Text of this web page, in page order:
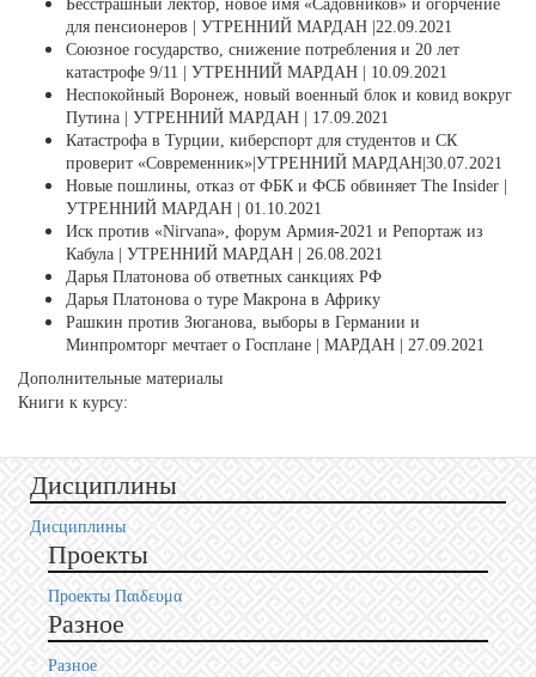
Бесстрашный лектор, новое имя «Садовников» и огорчение
для пенсионеров | УТРЕННИЙ МАРДАН |22.09.2021
Союзное государство, снижение потребления и 20 лет
катастрофе 9/11 | УТРЕННИЙ МАРДАН | 10.09.2021
Неспокойный Воронеж, новый военный блок и ковид вокруг
Путина | УТРЕННИЙ МАРДАН | 17.09.2021
Катастрофа в Турции, киберспорт для студентов и СК
проверит «Современник»|УТРЕННИЙ МАРДАН|30.07.2021
Новые пошлины, отказ от ФБК и ФСБ обвиняет The Insider |
УТРЕННИЙ МАРДАН | 01.10.2021
Иск против «Nirvana», форум Армия-2021 и Репортаж из
Кабула | УТРЕННИЙ МАРДАН | 26.08.2021
Дарья Платонова об ответных санкциях РФ
Дарья Платонова о туре Макрона в Африку
Рашкин против Зюганова, выборы в Германии и
Минпромторг мечтает о Госплане | МАРДАН | 27.09.2021
Дополнительные материалы
Книги к курсу:
Дисциплины
Дисциплины
Проекты
Проекты Пαιδευμα
Разное
Разное